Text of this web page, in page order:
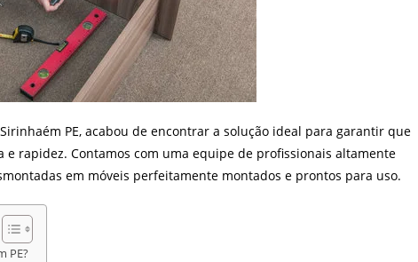
PE, acabou de encontrar a solução ideal para garantir que
e rapidez. Contamos com uma equipe de profissionais altamente
em móveis perfeitamente montados e prontos para uso.
PE?